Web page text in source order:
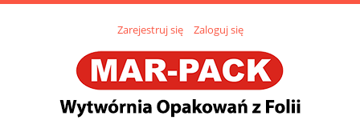
Zarejestruj się Zaloguj się